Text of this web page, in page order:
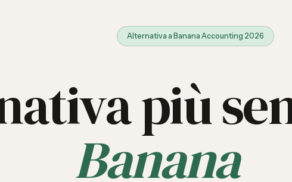
Alternativa a Banana Accounting 2026
più
Banana